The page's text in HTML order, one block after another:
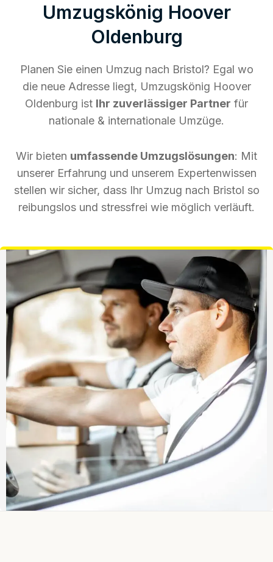
Umzugskönig Hoover
Oldenburg
Planen Sie einen Umzug nach Bristol? Egal wo
die neue Adresse liegt, Umzugskönig Hoover
Oldenburg ist Ihr zuverlässiger Partner für
nationale & internationale Umzüge.
Wir bieten umfassende Umzugslösungen: Mit
unserer Erfahrung und unserem Expertenwissen
stellen wir sicher, dass Ihr Umzug nach Bristol so
reibungslos und stressfrei wie möglich verläuft.